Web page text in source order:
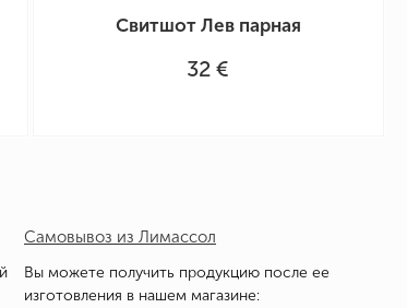
Свитшот Лев парная
32 €
Самовывоз из Лимассол
Вы можете получить продукцию после ее
изготовления в нашем магазине: